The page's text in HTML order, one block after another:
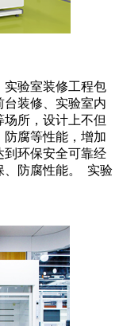
实验室装修工程包
装修、实验室内
所，设计上不但
腐等性能，增加
到环保安全可靠经
、防腐性能。 实验